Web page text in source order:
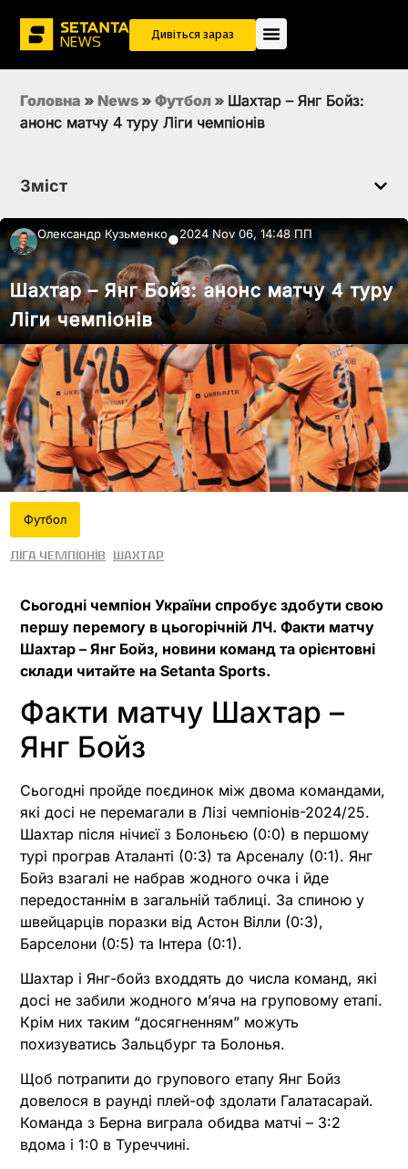
Дивіться зараз
Головна » News » Футбол » Шахтар – Янг Бойз:
анонс матчу 4 туру Ліги чемпіонів
Зміст
Олександр Кузьменко●2024 Nov 06, 14:48 ПП
Шахтар – Янг Бойз: анонс матчу 4 туру
Ліги чемпіонів
Футбол
Ліга чемпіонів Шахтар
Сьогодні чемпіон України спробує здобути свою
першу перемогу в цьогорічній ЛЧ. Факти матчу
Шахтар – Янг Бойз, новини команд та орієнтовні
склади читайте на Setanta Sports.
Факти матчу Шахтар –
Янг Бойз
Сьогодні пройде поєдинок між двома командами,
які досі не перемагали в Лізі чемпіонів-2024/25.
Шахтар після нічиєї з Болоньєю (0:0) в першому
турі програв Аталанті (0:3) та Арсеналу (0:1). Янг
Бойз взагалі не набрав жодного очка і йде
передостаннім в загальній таблиці. За спиною у
швейцарців поразки від Астон Вілли (0:3),
Барселони (0:5) та Інтера (0:1).
Шахтар і Янг-бойз входдять до числа команд, які
досі не забили жодного мʼяча на груповому етапі.
Крім них таким “досягненням” можуть
похизуватись Зальцбург та Болонья.
Щоб потрапити до групового етапу Янг Бойз
довелося в раунді плей-оф здолати Галатасарай.
Команда з Берна виграла обидва матчі – 3:2
вдома і 1:0 в Туреччині.